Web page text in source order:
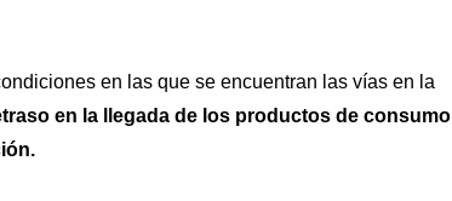
en las que se encuentran las vías en la
en la llegada de los productos de consumo